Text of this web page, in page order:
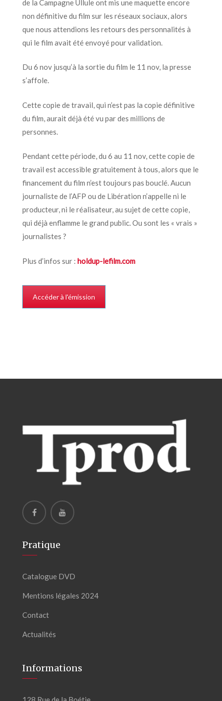
de la Campagne Ullule ont mis une maquette encore
non définitive du film sur les réseaux sociaux, alors
que nous attendions les retours des personnalités à
qui le film avait été envoyé pour validation.
Du 6 nov jusqu’à la sortie du film le 11 nov, la presse
s’affole.
Cette copie de travail, qui n’est pas la copie définitive
du film, aurait déjà été vu par des millions de
personnes.
Pendant cette période, du 6 au 11 nov, cette copie de
travail est accessible gratuitement à tous, alors que le
financement du film n’est toujours pas bouclé. Aucun
journaliste de l’AFP ou de Libération n’appelle ni le
producteur, ni le réalisateur, au sujet de cette copie,
qui déjà enflamme le grand public. Ou sont les « vrais »
journalistes ?
Plus d’infos sur : holdup-lefilm.com
Accéder à l'émission
Pratique
Catalogue DVD
Mentions légales 2024
Contact
Actualités
Informations